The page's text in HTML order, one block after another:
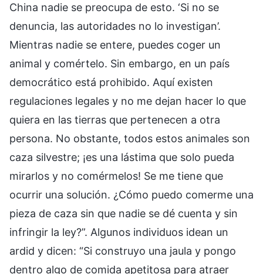
China nadie se preocupa de esto. ‘Si no se
denuncia, las autoridades no lo investigan’.
Mientras nadie se entere, puedes coger un
animal y comértelo. Sin embargo, en un país
democrático está prohibido. Aquí existen
regulaciones legales y no me dejan hacer lo que
quiera en las tierras que pertenecen a otra
persona. No obstante, todos estos animales son
caza silvestre; ¡es una lástima que solo pueda
mirarlos y no comérmelos! Se me tiene que
ocurrir una solución. ¿Cómo puedo comerme una
pieza de caza sin que nadie se dé cuenta y sin
infringir la ley?”. Algunos individuos idean un
ardid y dicen: “Si construyo una jaula y pongo
dentro algo de comida apetitosa para atraer